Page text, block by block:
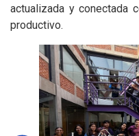
actualizada y conectada
productivo.